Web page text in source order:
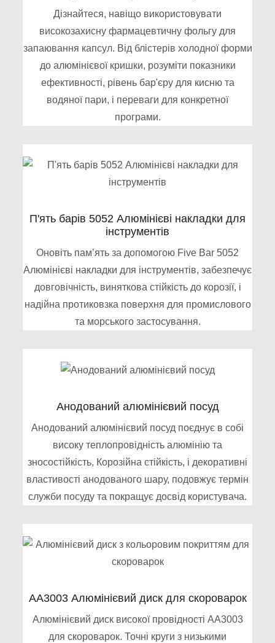
Дізнайтеся, навіщо використовувати
високозахисну фармацевтичну фольгу для
запаювання капсул. Від блістерів холодної форми
до алюмінієвої кришки, розуміти показники
ефективності, рівень бар'єру для кисню та
водяної пари, і переваги для конкретної
програми.
П'ять барів 5052 Алюмінієві накладки для
інструментів
Оновіть пам’ять за допомогою Five Bar 5052
Алюмінієві накладки для інструментів, забезпечує
довговічність, виняткова стійкість до корозії, і
надійна протиковзка поверхня для промислового
та морського застосування.
Анодований алюмінієвий посуд
Анодований алюмінієвий посуд поєднує в собі
високу теплопровідність алюмінію та
зносостійкість, Корозійна стійкість, і декоративні
властивості анодованого шару, подовжує термін
служби посуду та покращує досвід користувача.
AA3003 Алюмінієвий диск для скороварок
Алюмінієвий диск високої провідності AA3003
для скороварок. Точні круги з низькими